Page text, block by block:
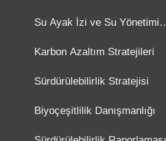
Su Ayak İzi ve Su Yönetimi
Danışmanlığı
Karbon Azaltım Stratejileri
Sürdürülebilirlik Stratejisi
Biyoçeşitlilik Danışmanlığı